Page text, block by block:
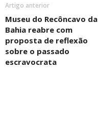
Artigo anterior
Museu do Recôncavo da
Bahia reabre com
proposta de reflexão
sobre o passado
escravocrata